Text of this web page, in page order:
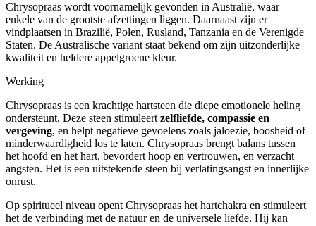
Chrysopraas wordt voornamelijk gevonden in Australië, waar
enkele van de grootste afzettingen liggen. Daarnaast zijn er
vindplaatsen in Brazilië, Polen, Rusland, Tanzania en de Verenigde
Staten. De Australische variant staat bekend om zijn uitzonderlijke
kwaliteit en heldere appelgroene kleur.
Werking
Chrysopraas is een krachtige hartsteen die diepe emotionele heling
ondersteunt. Deze steen stimuleert zelfliefde, compassie en
vergeving, en helpt negatieve gevoelens zoals jaloezie, boosheid of
minderwaardigheid los te laten. Chrysopraas brengt balans tussen
het hoofd en het hart, bevordert hoop en vertrouwen, en verzacht
angsten. Het is een uitstekende steen bij verlatingsangst en innerlijke
onrust.
Op spiritueel niveau opent Chrysopraas het hartchakra en stimuleert
het de verbinding met de natuur en de universele liefde. Hij kan